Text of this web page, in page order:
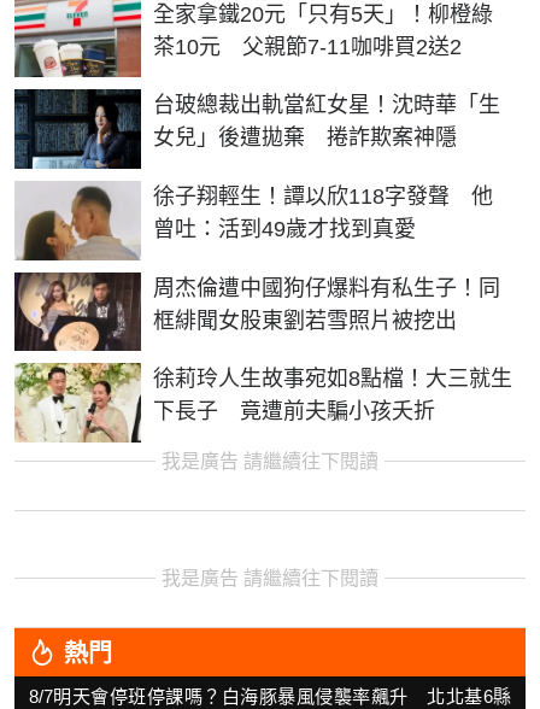
全家拿鐵20元「只有5天」！柳橙綠
茶10元 父親節7-11咖啡買2送2
台玻總裁出軌當紅女星！沈時華「生
女兒」後遭拋棄 捲詐欺案神隱
徐子翔輕生！譚以欣118字發聲 他
曾吐：活到49歲才找到真愛
周杰倫遭中國狗仔爆料有私生子！同
框緋聞女股東劉若雪照片被挖出
徐莉玲人生故事宛如8點檔！大三就生
下長子 竟遭前夫騙小孩夭折
我是廣告 請繼續往下閱讀
我是廣告 請繼續往下閱讀
熱門
8/7明天會停班停課嗎？白海豚暴風侵襲率飆升 北北基6縣